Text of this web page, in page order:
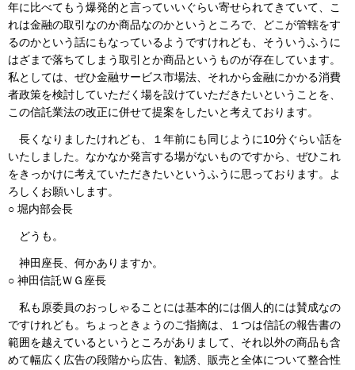
年に比べてもう爆発的と言っていいぐらい寄せられてきていて、こ
れは金融の取引なのか商品なのかというところで、どこが管轄をす
るのかという話にもなっているようですけれども、そういうふうに
はざまで落ちてしまう取引とか商品というものが存在しています。
私としては、ぜひ金融サービス市場法、それから金融にかかる消費
者政策を検討していただく場を設けていただきたいということを、
この信託業法の改正に併せて提案をしたいと考えております。
長くなりましたけれども、１年前にも同じように10分ぐらい話を
いたしました。なかなか発言する場がないものですから、ぜひこれ
をきっかけに考えていただきたいというふうに思っております。よ
ろしくお願いします。
○ 堀内部会長
どうも。
神田座長、何かありますか。
○ 神田信託ＷＧ座長
私も原委員のおっしゃることには基本的には個人的には賛成なの
ですけれども。ちょっときょうのご指摘は、１つは信託の報告書の
範囲を越えているというところがありまして、それ以外の商品も含
めて幅広く広告の段階から広告、勧誘、販売と全体について整合性